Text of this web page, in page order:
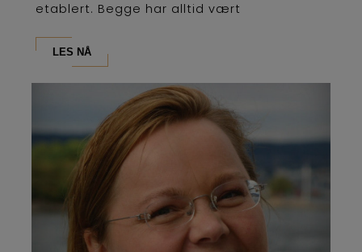
etablert. Begge har alltid vært
LES NÅ